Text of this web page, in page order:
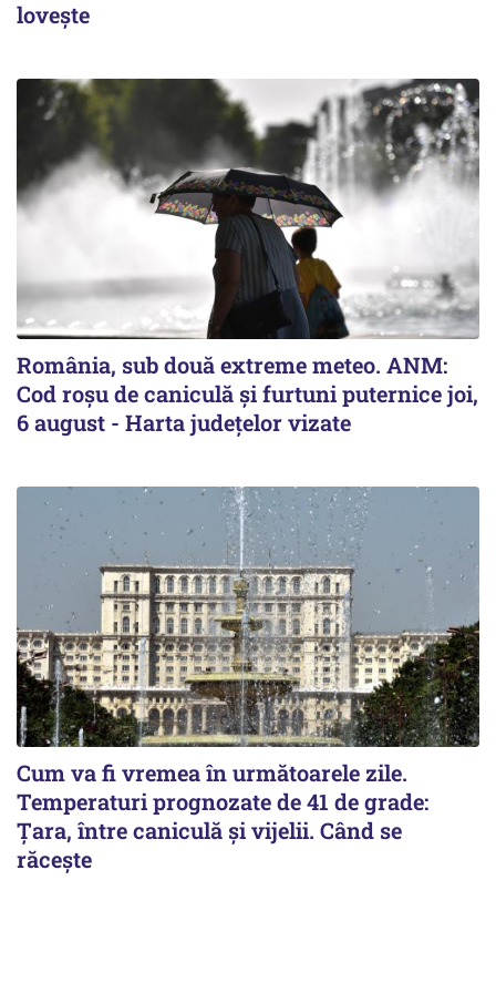
lovește
România, sub două extreme meteo. ANM:
Cod roșu de caniculă și furtuni puternice joi,
6 august - Harta județelor vizate
Cum va fi vremea în următoarele zile.
Temperaturi prognozate de 41 de grade:
Țara, între caniculă și vijelii. Când se
răcește